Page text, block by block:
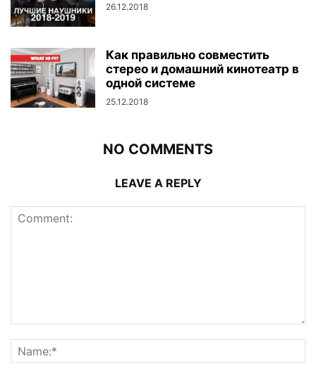
26.12.2018
Как правильно совместить
стерео и домашний кинотеатр в
одной системе
25.12.2018
NO COMMENTS
LEAVE A REPLY